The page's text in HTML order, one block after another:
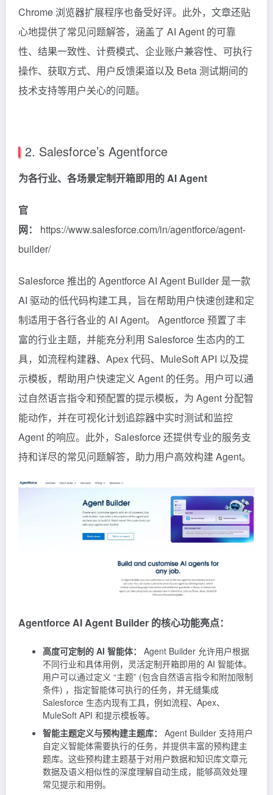
Chrome 浏览器扩展程序也备受好评。此外，文章还贴
心地提供了常见问题解答，涵盖了 AI Agent 的可靠
性、结果一致性、计费模式、企业账户兼容性、可执行
操作、获取方式、用户反馈渠道以及 Beta 测试期间的
技术支持等用户关心的问题。
2. Salesforce’s Agentforce
为各行业、各场景定制开箱即用的 AI Agent
官
网：
https://www.salesforce.com/in/agentforce/agent-
builder/
Salesforce 推出的 Agentforce AI Agent Builder 是一款
AI 驱动的低代码构建工具，旨在帮助用户快速创建和定
制适用于各行各业的 AI Agent。 Agentforce 预置了丰
富的行业主题，并能充分利用 Salesforce 生态内的工
具，如流程构建器、Apex 代码、MuleSoft API 以及提
示模板，帮助用户快速定义 Agent 的任务。用户可以通
过自然语言指令和预配置的提示模板，为 Agent 分配智
能动作，并在可视化计划追踪器中实时测试和监控
Agent 的响应。此外，Salesforce 还提供专业的服务支
持和详尽的常见问题解答，助力用户高效构建 Agent。
Agentforce AI Agent Builder 的核心功能亮点：
高度可定制的 AI 智能体：
Agent Builder 允许用户根据
不同行业和具体用例，灵活定制开箱即用的 AI 智能体。
用户可以通过定义 “主题” (包含自然语言指令和附加限制
条件) ，指定智能体可执行的任务，并无缝集成
Salesforce 生态内现有工具，例如流程、Apex、
MuleSoft API 和提示模板等。
智能主题定义与预构建主题库：
Agent Builder 支持用户
自定义智能体需要执行的任务，并提供丰富的预构建主
题库。这些预构建主题基于对用户数据和知识库文章元
数据及语义相似性的深度理解自动生成，能够高效处理
常见提示和用例。